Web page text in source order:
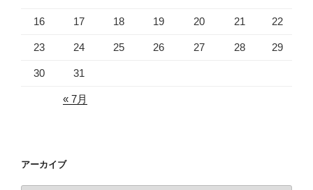
16 17 18 19 20 21 22
23 24 25 26 27 28 29
30 31
« 7月
アーカイブ